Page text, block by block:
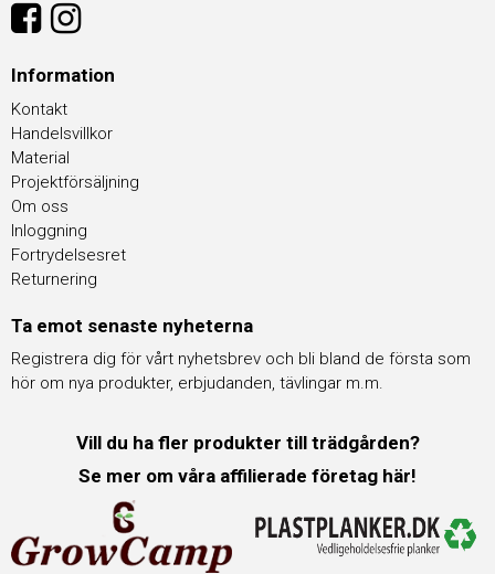
Information
Kontakt
Handelsvillkor
Material
Projektförsäljning
Om oss
Inloggning
Fortrydelsesret
Returnering
Ta emot senaste nyheterna
Registrera dig för vårt nyhetsbrev och bli bland de första som
hör om nya produkter, erbjudanden, tävlingar m.m.
Vill du ha fler produkter till trädgården?
Se mer om våra affilierade företag här!